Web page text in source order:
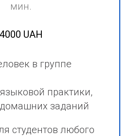
мин.
4000 UAH
в группе
практики,
заданий
студентов любого